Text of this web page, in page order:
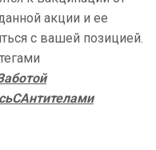
акции и ее
с вашей позицией.